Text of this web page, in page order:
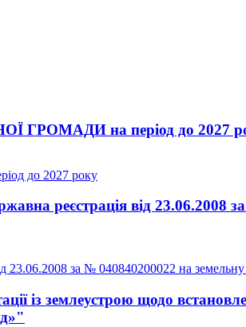
на період до 2027
до 2027 року
реєстрація від 23.06.2008
23.06.2008 за № 040840200022 на
із землеустрою щодо